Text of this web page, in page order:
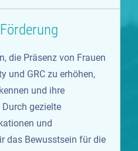
die Präsenz von Frauen
und GRC zu erhöhen,
und ihre
gezielte
und
das Bewusstsein für die